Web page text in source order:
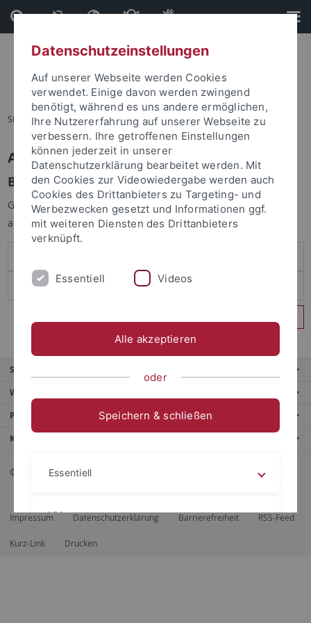
Direkt
zum
Inhalt
Direkt
zur
Fußleiste
Sie sind hier: Startseite
Anmelden
Benutzeranmeldung
Geben Sie Ihren Benutzernamen und Ihr Passwort an um sich
anzumelden:
Service
Weitere Angebote
Portale
Kontaktinfo
© 2026 Eberhard Karls Universität Tübingen, Tübingen
Impressum Datenschutzerklärung Barrierefreiheit RSS-Feed
Kurz-Link Drucken
Datenschutzeinstellungen
Auf unserer Webseite werden Cookies
verwendet. Einige davon werden zwingend
benötigt, während es uns andere ermöglichen,
Ihre Nutzererfahrung auf unserer Webseite zu
verbessern. Ihre getroffenen Einstellungen
können jederzeit in unserer
Datenschutzerklärung bearbeitet werden. Mit
den Cookies zur Videowiedergabe werden auch
Cookies des Drittanbieters zu Targeting- und
Werbezwecken gesetzt und Informationen ggf.
mit weiteren Diensten des Drittanbieters
verknüpft.
Essentiell Videos
Alle akzeptieren
oder
Speichern & schließen
Essentiell
Videos